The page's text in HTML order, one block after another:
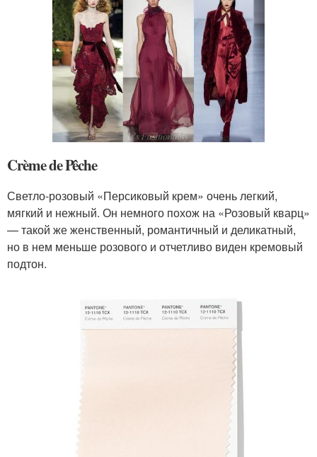
Crème de Pêche
Светло-розовый «Персиковый крем» очень легкий,
мягкий и нежный. Он немного похож на «Розовый кварц»
— такой же женственный, романтичный и деликатный,
но в нем меньше розового и отчетливо виден кремовый
подтон.